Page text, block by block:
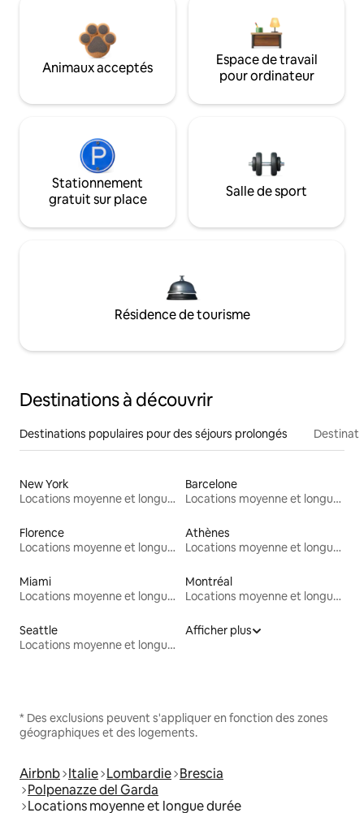
Animaux acceptés
Espace de travail
pour ordinateur
Stationnement
gratuit sur place
Salle de sport
Résidence de tourisme
Destinations à découvrir
Destinations populaires pour des séjours prolongés
New York
Locations moyenne et longue durée
Barcelone
Locations moyenne et longue durée
Florence
Locations moyenne et longue durée
Athènes
Locations moyenne et longue durée
Miami
Locations moyenne et longue durée
Montréal
Locations moyenne et longue durée
Seattle
Locations moyenne et longue durée
Afficher plus
* Des exclusions peuvent s'appliquer en fonction des zones
géographiques et des logements.
Airbnb Italie Lombardie Brescia
Polpenazze del Garda
Locations moyenne et longue durée